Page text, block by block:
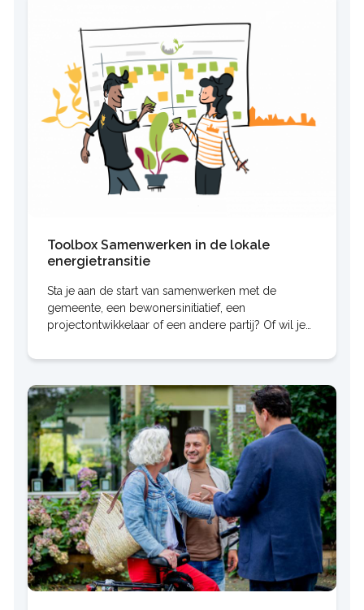
Toolbox Samenwerken in de lokale
energietransitie
Sta je aan de start van samenwerken met de
gemeente, een bewonersinitiatief, een
projectontwikkelaar of een andere partij? Of wil je
je met deze toolbox